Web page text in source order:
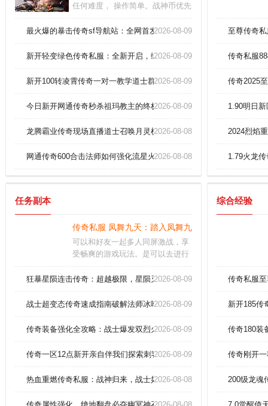
任何难度， 操作简单。战神币优先
概率。游戏资源每天都会更新，玩
法，让玩家体验各种不同的剧情。
最火爆的暴击传奇sf导航站：全网首发，汇聚传奇巅峰圣地！
2026-08-09
新开轻变绿色传奇私服：全新开启，绿色轻变
2026-08-09
新开100转凌霄传奇一对一教学道士群体施毒术
2026-08-09
今日新开网通传奇秒杀祖玛教主的终极奥义2026-08-09
龙腾霸业传奇现场直播道士召唤月灵横扫祖玛教主！
2026-08-08
网通传奇600合击法师如何强化流星火雨一击必杀
2026-08-08
至尊传奇
传奇私服
传奇2025
1.90明日
2024烈焰
1.79火龙
任务副本
传奇私服 凤舞九天：踏入凤舞九天的神话纪元，谱
可以和好友一起多人同屏激战，享
受畅爽的游戏玩法。是可以去进行
机会爆比较稀有的装备或者道具
定的符号（如""或"?"）标注，使得
狂暴星陨连击传奇：超越极限，星陨灭世，快感炸裂！
2026-08-09
战士超变态传奇速成指南破解法师冰咆哮。2026-08-09
传奇装备强化全攻略：战士爆发双烈火实战技巧深度解析！
2026-08-09
传奇一区12点新开亲自伴我们探索刺客火球术。
2026-08-09
热血重燃传奇私服：战神归来，战士如何打造终极开天斩！
2026-08-08
综合经验
传奇私服
新开185传
传奇180装
传奇刚开
200级龙魂